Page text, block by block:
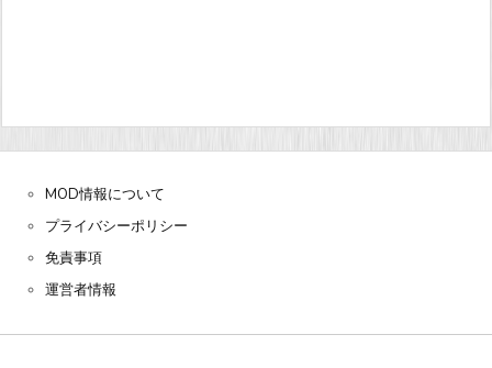
MOD情報について
プライバシーポリシー
免責事項
運営者情報